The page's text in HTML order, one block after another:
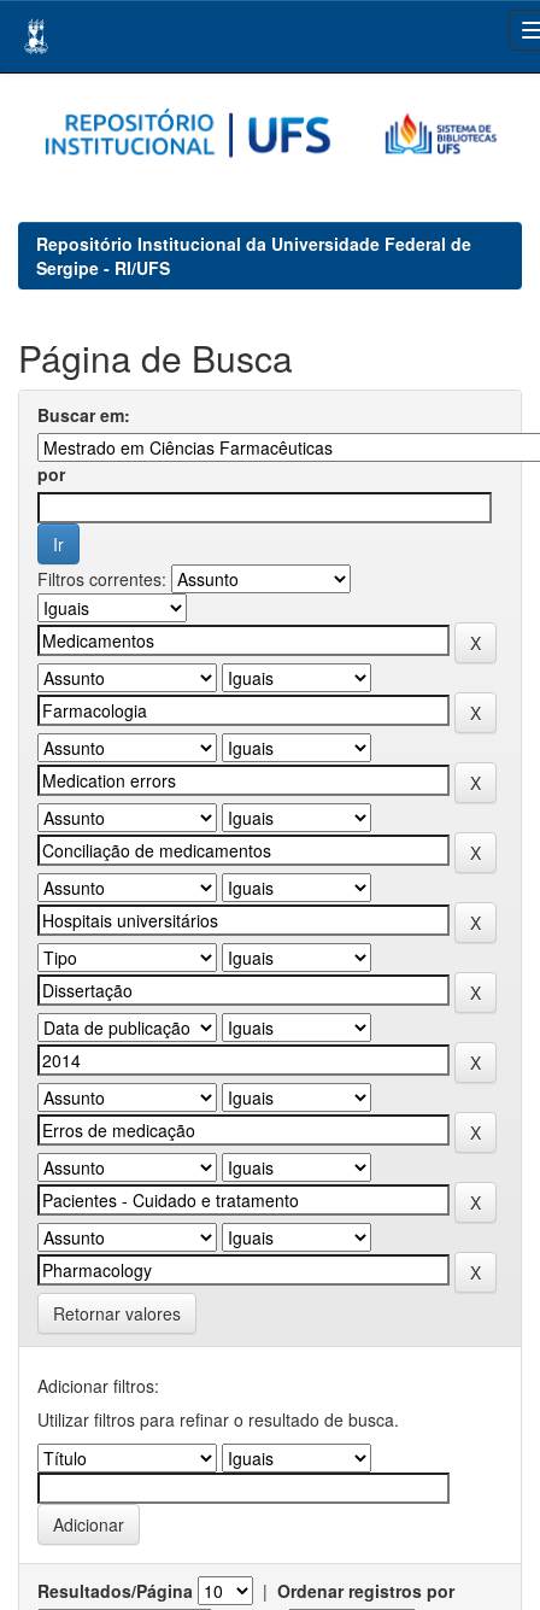
navigation
Repositório Institucional da Universidade Federal de
Sergipe - RI/UFS
Página de Busca
Buscar em:
por
Filtros correntes:
Retornar valores
Adicionar filtros:
Utilizar filtros para refinar o resultado de busca.
Resultados/Página | Ordenar registros por